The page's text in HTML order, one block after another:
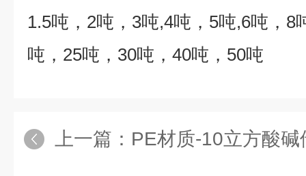
1.5吨， 2吨， 3吨,4吨， 5吨,6吨， 8
吨， 25吨， 30吨， 40吨， 50吨
上一篇： PE材质-10立方酸